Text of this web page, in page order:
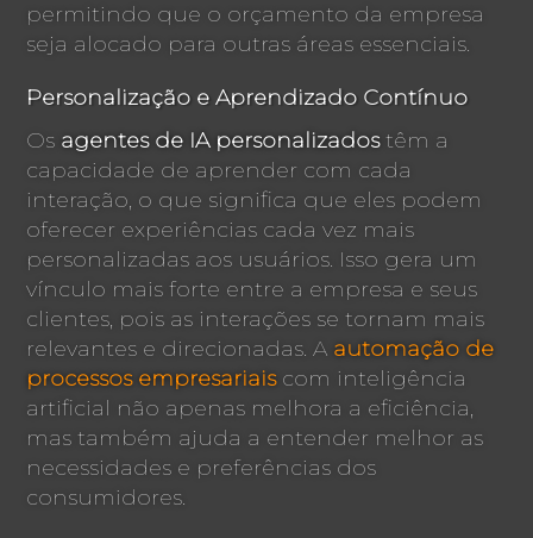
permitindo que o orçamento da empresa
seja alocado para outras áreas essenciais.
Personalização e Aprendizado Contínuo
Os agentes de IA personalizadostêm a
capacidade de aprender com cada
interação, o que significa que eles podem
oferecer experiências cada vez mais
personalizadas aos usuários. Isso gera um
vínculo mais forte entre a empresa e seus
clientes, pois as interações se tornam mais
relevantes e direcionadas. A automação de
processos empresariaiscom inteligência
artificial não apenas melhora a eficiência,
mas também ajuda a entender melhor as
necessidades e preferências dos
consumidores.